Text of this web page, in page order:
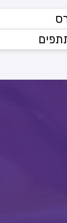
אחוה